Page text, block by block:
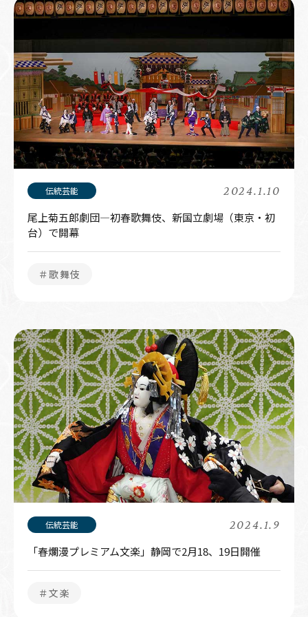
2024.1.10
尾上菊五郎劇団—初春歌舞伎、新国立劇場（東京・初
台）で開幕
＃歌舞伎
2024.1.9
「春爛漫プレミアム文楽」静岡で2月18、19日開催
＃文楽